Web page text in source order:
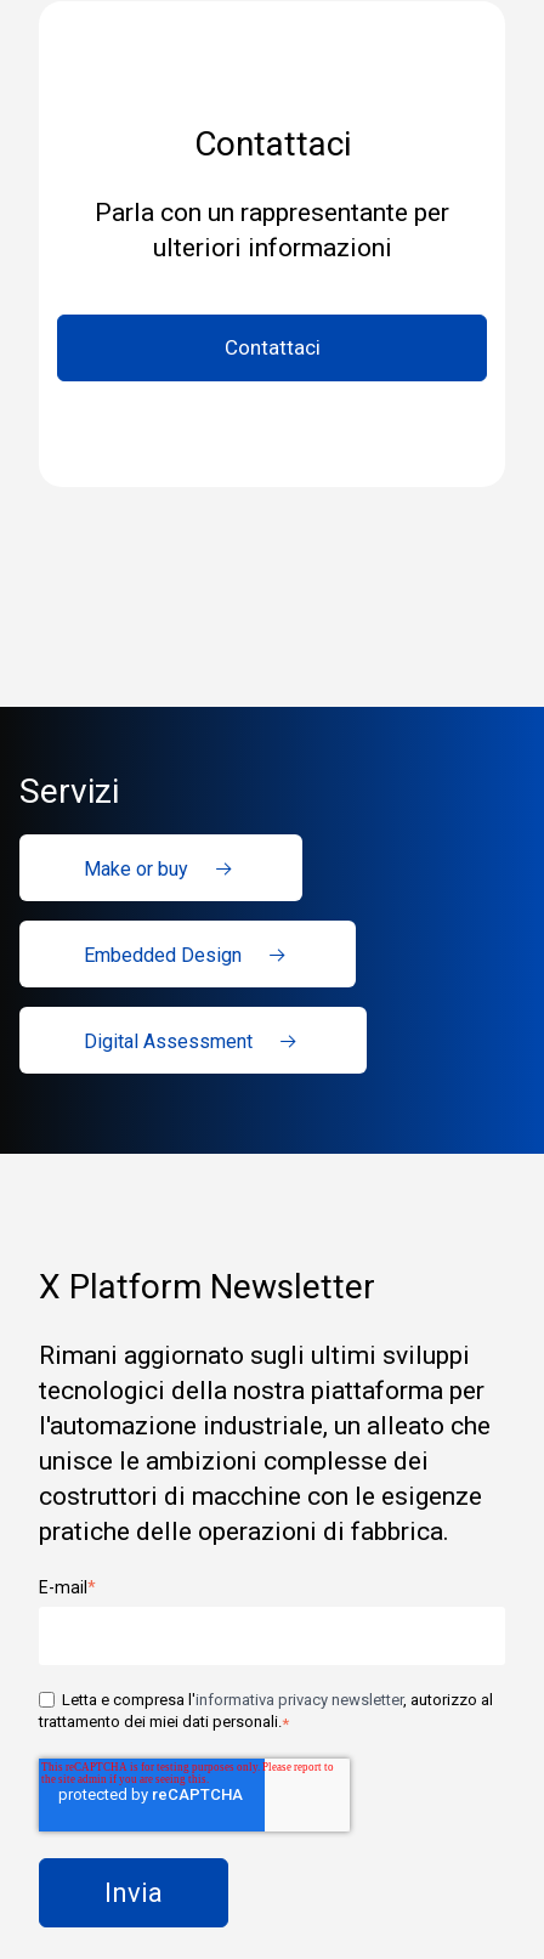
Contattaci
Parla con un rappresentante per
ulteriori informazioni
Contattaci
Servizi
Make or buy
Embedded Design
Digital Assessment
X Platform Newsletter
Rimani aggiornato sugli ultimi sviluppi
tecnologici della nostra piattaforma per
l'automazione industriale, un alleato che
unisce le ambizioni complesse dei
costruttori di macchine con le esigenze
pratiche delle operazioni di fabbrica.
E-mail *
Letta e compresa l'informativa privacy newsletter, autorizzo al
trattamento dei miei dati personali.*